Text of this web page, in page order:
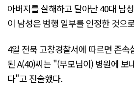
아버지를 살해하고 달아난 40대 남
이 남성은 범행 일부를 인정한 것으
4일 전북 고창경찰서에 따르면 존속
된 A(40)씨는 "(부모님이) 병원에 보
다"고 진술했다.